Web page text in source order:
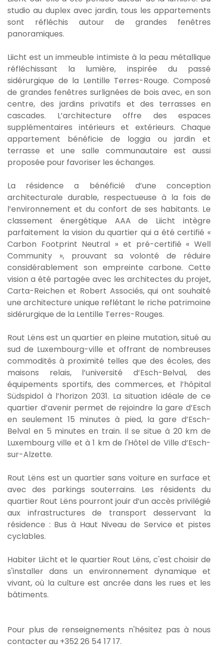
studio au duplex avec jardin, tous les appartements
sont réfléchis autour de grandes fenêtres
panoramiques.
Liicht est un immeuble intimiste à la peau métallique
réfléchissant la lumière, inspirée du passé
sidérurgique de la Lentille Terres-Rouge. Composé
de grandes fenêtres surlignées de bois avec, en son
centre, des jardins privatifs et des terrasses en
cascades. L’architecture offre des espaces
supplémentaires intérieurs et extérieurs. Chaque
appartement bénéficie de loggia ou jardin et
terrasse et une salle communautaire est aussi
proposée pour favoriser les échanges.
La résidence a bénéficié d’une conception
architecturale durable, respectueuse à la fois de
l’environnement et du confort de ses habitants. Le
classement énergétique AAA de Liicht intègre
parfaitement la vision du quartier qui a été certifié «
Carbon Footprint Neutral » et pré-certifié « Well
Community », prouvant sa volonté de réduire
considérablement son empreinte carbone. Cette
vision a été partagée avec les architectes du projet,
Carta-Reichen et Robert Associés, qui ont souhaité
une architecture unique reflétant le riche patrimoine
sidérurgique de la Lentille Terres-Rouges.
Rout Lëns est un quartier en pleine mutation, situé au
sud de Luxembourg-ville et offrant de nombreuses
commodités à proximité telles que des écoles, des
maisons relais, l’université d’Esch-Belval, des
équipements sportifs, des commerces, et l’hôpital
Südspidol à l’horizon 2031. La situation idéale de ce
quartier d’avenir permet de rejoindre la gare d’Esch
en seulement 15 minutes à pied, la gare d’Esch-
Belval en 5 minutes en train. Il se situe à 20 km de
Luxembourg ville et à 1 km de l'Hôtel de Ville d’Esch-
sur-Alzette.
Rout Lëns est un quartier sans voiture en surface et
avec des parkings souterrains. Les résidents du
quartier Rout Lëns pourront jouir d’un accès privilégié
aux infrastructures de transport desservant la
résidence : Bus à Haut Niveau de Service et pistes
cyclables.
Habiter Liicht et le quartier Rout Lëns, c'est choisir de
s'installer dans un environnement dynamique et
vivant, où la culture est ancrée dans les rues et les
bâtiments.
Pour plus de renseignements n'hésitez pas à nous
contacter au +352 26 54 17 17.